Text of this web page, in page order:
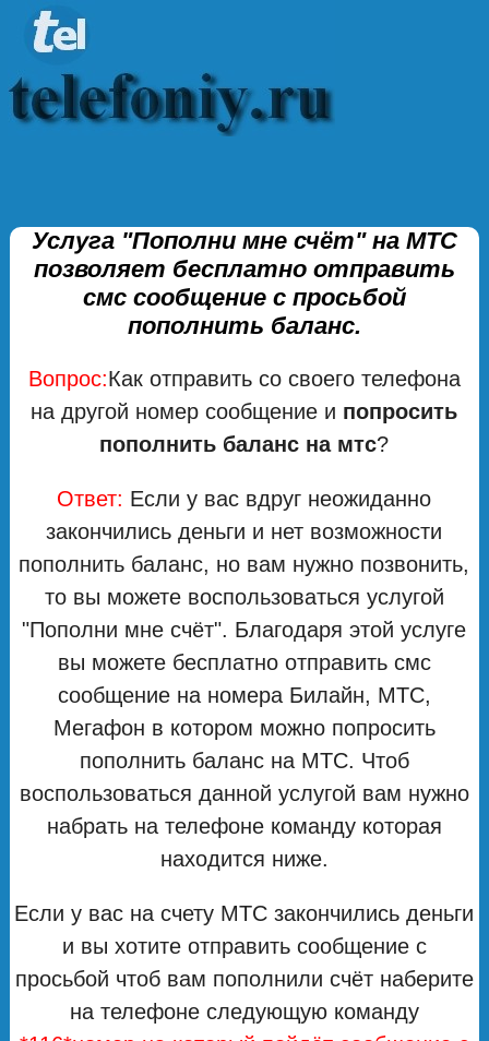
Услуга "Пополни мне счёт" на МТС
позволяет бесплатно отправить
смс сообщение с просьбой
пополнить баланс.
Вопрос:Как отправить со своего телефона
на другой номер сообщение и попросить
пополнить баланс на мтс?
Ответ: Если у вас вдруг неожиданно
закончились деньги и нет возможности
пополнить баланс, но вам нужно позвонить,
то вы можете воспользоваться услугой
"Пополни мне счёт". Благодаря этой услуге
вы можете бесплатно отправить смс
сообщение на номера Билайн, МТС,
Мегафон в котором можно попросить
пополнить баланс на МТС. Чтоб
воспользоваться данной услугой вам нужно
набрать на телефоне команду которая
находится ниже.
Если у вас на счету МТС закончились деньги
и вы хотите отправить сообщение с
просьбой чтоб вам пополнили счёт наберите
на телефоне следующую команду